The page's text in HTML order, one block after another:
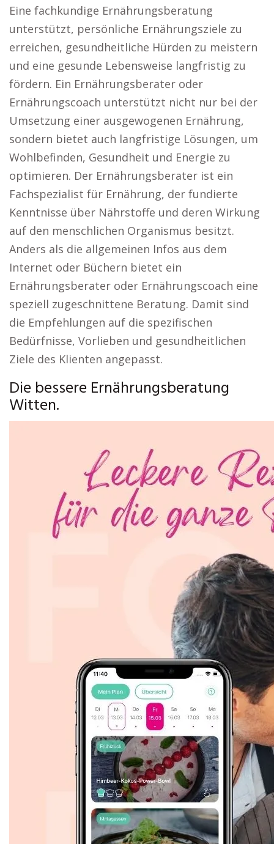
Eine fachkundige Ernährungsberatung
unterstützt, persönliche Ernährungsziele zu
erreichen, gesundheitliche Hürden zu meistern
und eine gesunde Lebensweise langfristig zu
fördern. Ein Ernährungsberater oder
Ernährungscoach unterstützt nicht nur bei der
Umsetzung einer ausgewogenen Ernährung,
sondern bietet auch langfristige Lösungen, um
Wohlbefinden, Gesundheit und Energie zu
optimieren. Der Ernährungsberater ist ein
Fachspezialist für Ernährung, der fundierte
Kenntnisse über Nährstoffe und deren Wirkung
auf den menschlichen Organismus besitzt.
Anders als die allgemeinen Infos aus dem
Internet oder Büchern bietet ein
Ernährungsberater oder Ernährungscoach eine
speziell zugeschnittene Beratung. Damit sind
die Empfehlungen auf die spezifischen
Bedürfnisse, Vorlieben und gesundheitlichen
Ziele des Klienten angepasst.
Die bessere Ernährungsberatung
Witten.